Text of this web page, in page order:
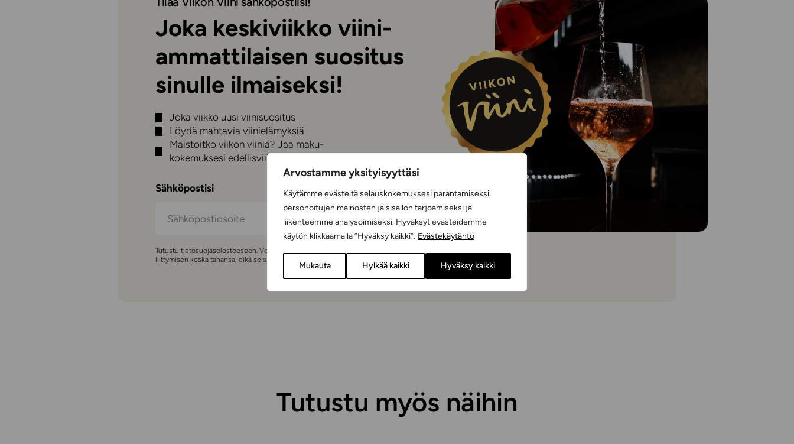
Arvostamme yksityisyyttäsi
Käytämme evästeitä selauskokemuksesi parantamiseksi,
personoitujen mainosten ja sisällön tarjoamiseksi ja
liikenteemme analysoimiseksi. Hyväksyt evästeidemme
käytön klikkaamalla ”Hyväksy kaikki”. Evästekäytäntö
Mukauta Hylkää kaikki Hyväksy kaikki
Joka keskiviikko viini-
ammattilaisen suositus
sinulle ilmaiseksi!
Joka viikko uusi viinisuositus
Löydä mahtavia viinielämyksiä
Maistoitko viikon viiniä? Jaa maku-
kokemuksesi edellisviikon viinistä!
Sähköpostisi
TILAA
Tutustu tietosuojaselosteeseen. Voit peruttaa
liittymisen koska tahansa, eikä se sido sinua mihinkään.
Tutustu myös näihin